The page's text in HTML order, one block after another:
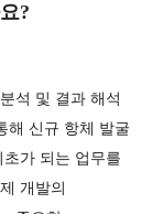
?
석 및 결과 해석
해 신규 항체 발굴
가 되는 업무를
개발의